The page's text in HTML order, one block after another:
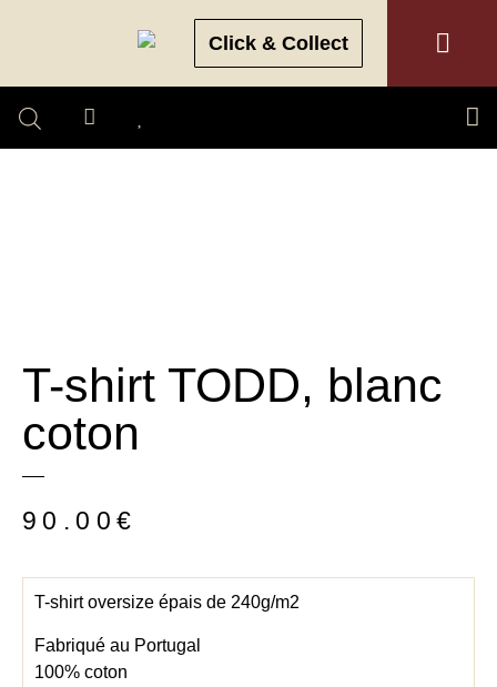
Click & Collect
T-shirt TODD, blanc
coton
90.00 €
T-shirt oversize épais de 240g/m2
Fabriqué au Portugal
100% coton